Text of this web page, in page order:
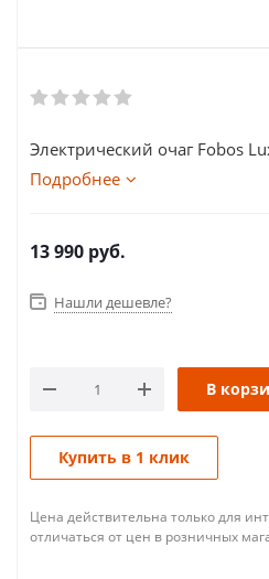
Электрический очаг Fobos
Подробнее
13 990 руб.
Нашли дешевле?
В
Купить в 1 клик
Цена действительна только для
отличаться от цен в розничных